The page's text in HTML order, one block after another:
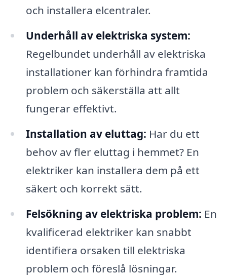
och installera elcentraler.
Underhåll av elektriska system:
Regelbundet underhåll av elektriska
installationer kan förhindra framtida
problem och säkerställa att allt
fungerar effektivt.
Installation av eluttag: Har du ett
behov av fler eluttag i hemmet? En
elektriker kan installera dem på ett
säkert och korrekt sätt.
Felsökning av elektriska problem: En
kvalificerad elektriker kan snabbt
identifiera orsaken till elektriska
problem och föreslå lösningar.